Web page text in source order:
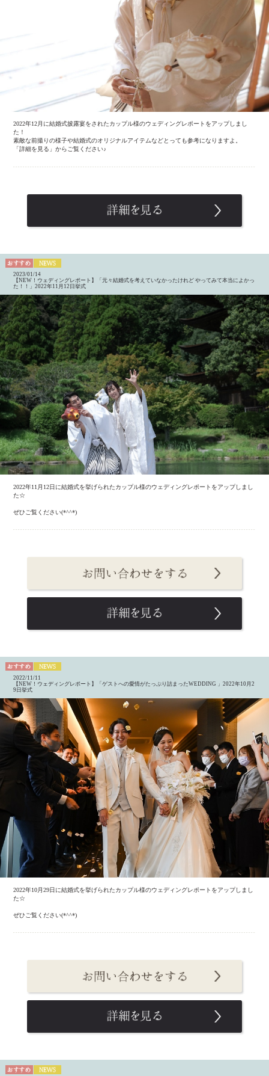
2022年12月に結婚式披露宴をされたカップル様のウェディングレポートをアップしまし
た！
素敵な前撮りの様子や結婚式のオリジナルアイテムなどとっても参考になりますよ。
「詳細を見る」からご覧ください♪
2023/01/14
【NEW！ウェディングレポート】「元々結婚式を考えていなかったけれど やってみて本当によかっ
た！！」2022年11月12日挙式
2022年11月12日に結婚式を挙げられたカップル様のウェディングレポートをアップしまし
た☆
ぜひご覧ください(*^^*)
2022/11/11
【NEW！ウェディングレポート】「ゲストへの愛情がたっぷり詰まったWEDDING 」2022年10月2
9日挙式
2022年10月29日に結婚式を挙げられたカップル様のウェディングレポートをアップしまし
た☆
ぜひご覧ください(*^^*)